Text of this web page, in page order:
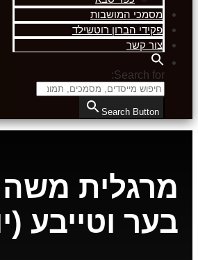
מסמכי המושבות
פקידי הברון רוטשילד
צור קשר
Search for:
Search Button
מרגלית
בער וטייבע